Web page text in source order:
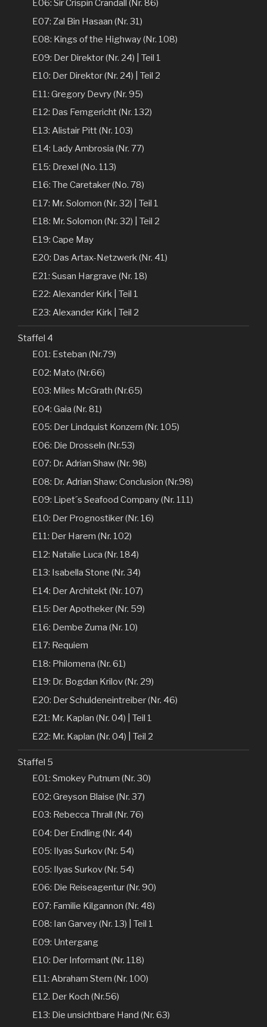
E06: Sir Crispin Crandall (Nr. 86)
E07: Zal Bin Hasaan (Nr. 31)
E08: Kings of the Highway (Nr. 108)
E09: Der Direktor (Nr. 24) | Teil 1
E10: Der Direktor (Nr. 24) | Teil 2
E11: Gregory Devry (Nr. 95)
E12: Das Femgericht (Nr. 132)
E13: Alistair Pitt (Nr. 103)
E14: Lady Ambrosia (Nr. 77)
E15: Drexel (No. 113)
E16: The Caretaker (No. 78)
E17: Mr. Solomon (Nr. 32) | Teil 1
E18: Mr. Solomon (Nr. 32) | Teil 2
E19: Cape May
E20: Das Artax-Netzwerk (Nr. 41)
E21: Susan Hargrave (Nr. 18)
E22: Alexander Kirk | Teil 1
E23: Alexander Kirk | Teil 2
Staffel 4
E01: Esteban (Nr.79)
E02: Mato (Nr.66)
E03: Miles McGrath (Nr.65)
E04: Gaia (Nr. 81)
E05: Der Lindquist Konzern (Nr. 105)
E06: Die Drosseln (Nr.53)
E07: Dr. Adrian Shaw (Nr. 98)
E08: Dr. Adrian Shaw: Conclusion (Nr.98)
E09: Lipet´s Seafood Company (Nr. 111)
E10: Der Prognostiker (Nr. 16)
E11: Der Harem (Nr. 102)
E12: Natalie Luca (Nr. 184)
E13: Isabella Stone (Nr. 34)
E14: Der Architekt (Nr. 107)
E15: Der Apotheker (Nr. 59)
E16: Dembe Zuma (Nr. 10)
E17: Requiem
E18: Philomena (Nr. 61)
E19: Dr. Bogdan Krilov (Nr. 29)
E20: Der Schuldeneintreiber (Nr. 46)
E21: Mr. Kaplan (Nr. 04) | Teil 1
E22: Mr. Kaplan (Nr. 04) | Teil 2
Staffel 5
E01: Smokey Putnum (Nr. 30)
E02: Greyson Blaise (Nr. 37)
E03: Rebecca Thrall (Nr. 76)
E04: Der Endling (Nr. 44)
E05: Ilyas Surkov (Nr. 54)
E05: Ilyas Surkov (Nr. 54)
E06: Die Reiseagentur (Nr. 90)
E07: Familie Kilgannon (Nr. 48)
E08: Ian Garvey (Nr. 13) | Teil 1
E09: Untergang
E10: Der Informant (Nr. 118)
E11: Abraham Stern (Nr. 100)
E12. Der Koch (Nr.56)
E13: Die unsichtbare Hand (Nr. 63)